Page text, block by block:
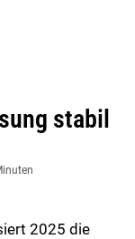
stabil
2025 die